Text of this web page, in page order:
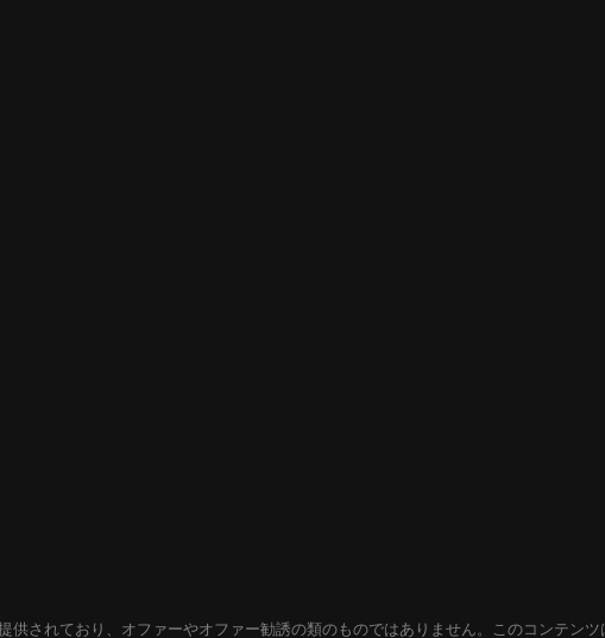
供されており、オファーやオファー勧誘の類のものではありません。このコンテン